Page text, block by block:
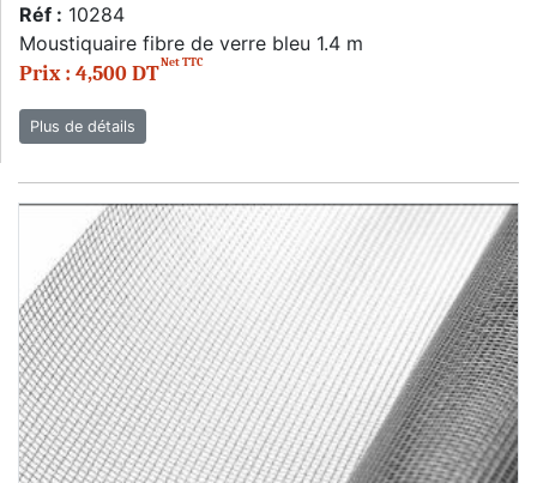
Réf : 10284
Moustiquaire fibre de verre bleu 1.4 m
Prix : 4,500 DTNet TTC
Plus de détails